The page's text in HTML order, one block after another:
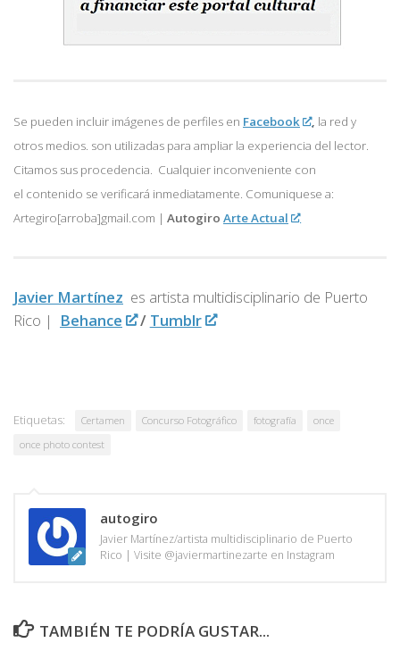
Se pueden incluir imágenes de perfiles en Facebook , la red y
otros medios. son utilizadas para ampliar la experiencia del lector.
Citamos sus procedencia. Cualquier inconveniente con
el contenido se verificará inmediatamente. Comuniquese a:
Artegiro[arroba]gmail.com | Autogiro Arte Actual
Javier Martínez es artista multidisciplinario de Puerto
Rico |
Behance / Tumblr
Etiquetas: Certamen Concurso Fotográfico fotografía
once
once photo contest
autogiro
Javier Martínez/artista multidisciplinario de Puerto
Rico | Visite @javiermartinezarte en Instagram
TAMBIÉN TE PODRÍA GUSTAR...